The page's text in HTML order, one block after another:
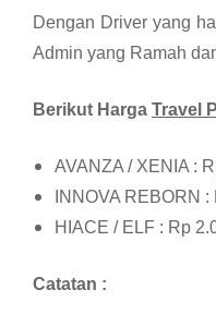
Dengan Driver yang
Admin yang Ramah
Berikut Harga Travel
AVANZA / XENIA :
INNOVA REBORN
HIACE / ELF : Rp
Catatan :